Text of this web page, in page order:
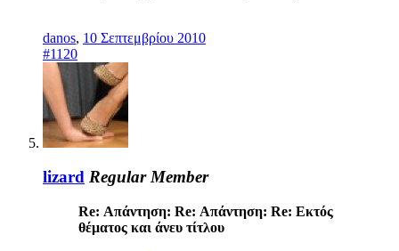
danos, 10 Σεπτεμβρίου 2010
#1120
lizard Regular Member
Re: Απάντηση: Re: Απάντηση: Re: Eκτός
θέματος και άνευ τίτλου